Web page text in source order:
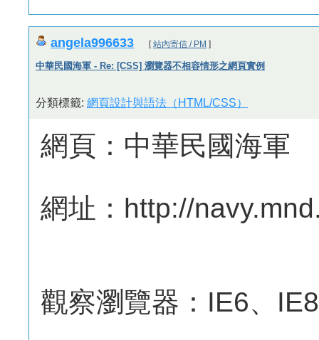
angela996633 [站內寄信 / PM ]
中華民國海軍 - Re: [CSS] 瀏覽器不相容情形之網頁實例
分類標籤: 網頁設計與語法（HTML/CSS）
網頁：中華民國海軍
網址：http://
觀察瀏覽器：IE6、